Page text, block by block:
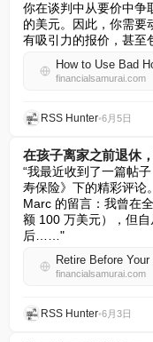
你在谈判中从要价中争
的美元。因此，你需要
有吸引力的报价，甚至
financialsamurai.com
RSS Hunter•6月5日
在孩子离家之前退休
“我最近收到了一篇帖
寿保险》下的精彩评论
Marc 的留言：我曾在
额 100 万美元），但
后……"
financialsamurai.com
RSS Hunter•6月3日